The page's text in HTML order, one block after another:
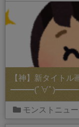
【神】新タイトル
━━━(ﾟ∀ﾟ
モンストニュー